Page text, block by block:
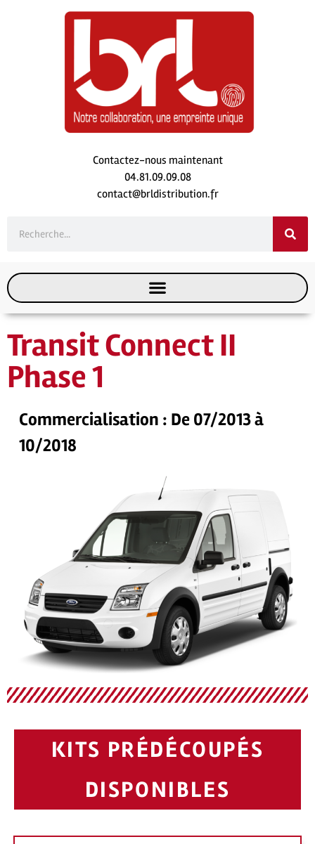
Contactez-nous maintenant
04.81.09.09.08
contact@brldistribution.fr
Transit Connect II
Phase 1
Commercialisation : De 07/2013 à
10/2018
KITS PRÉDÉCOUPÉS
DISPONIBLES